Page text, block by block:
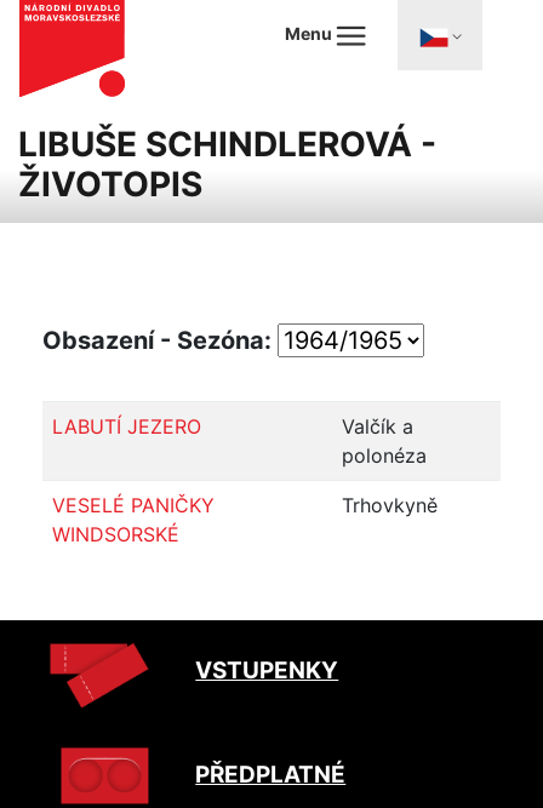
Menu
LIBUŠE SCHINDLEROVÁ -
ŽIVOTOPIS
Obsazení - Sezóna:
LABUTÍ JEZERO
Valčík a
polonéza
VESELÉ PANIČKY
WINDSORSKÉ
Trhovkyně
VSTUPENKY
PŘEDPLATNÉ